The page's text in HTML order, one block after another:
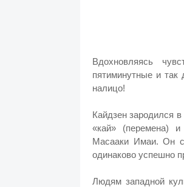
Вдохновляясь
пятиминутные и так
налицо!
Кайдзен зародился
«кай» (перемена)
Масааки Имаи. Он
одинаково успешно
Людям западной